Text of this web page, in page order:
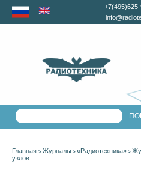
+7(495)625-
Главная > Журналы > «Радиотехника» >
узлов